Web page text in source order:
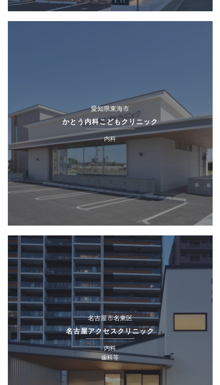
愛知県東海市
かとう内科こどもクリニック
内科
名古屋市名東区
名古屋アクセスクリニック
内科
歯科等